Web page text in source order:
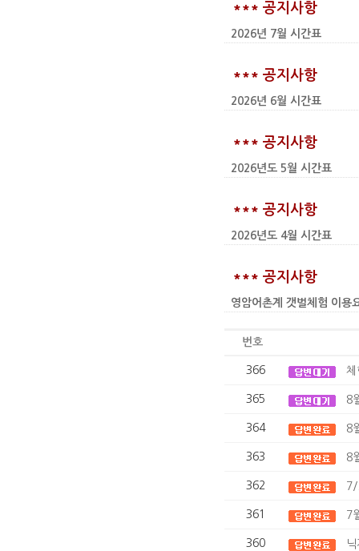
*** 공지사항
2026년 7월 시간표
*** 공지사항
2026년 6월 시간표
*** 공지사항
2026년도 5월 시간표
*** 공지사항
2026년도 4월 시간표
*** 공지사항
영암어촌계 갯벌체험 이
번호
366 체
365 8
364 8
363 8
362 7/
361 7
360